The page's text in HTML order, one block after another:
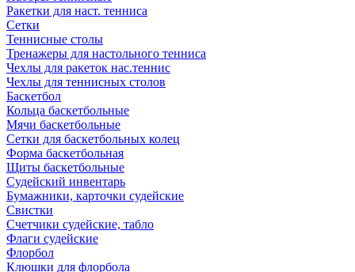
Ракетки для наст. тенниса
Сетки
Теннисные столы
Тренажеры для настольного тенниса
Чехлы для ракеток нас.теннис
Чехлы для теннисных столов
Баскетбол
Кольца баскетбольные
Мячи баскетбольные
Сетки для баскетбольных колец
Форма баскетбольная
Щиты баскетбольные
Судейский инвентарь
Бумажники, карточки судейские
Свистки
Счетчики судейские, табло
Флаги судейские
Флорбол
Клюшки для флорбола